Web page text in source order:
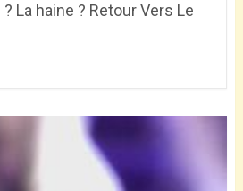
La haine ? Retour Vers Le